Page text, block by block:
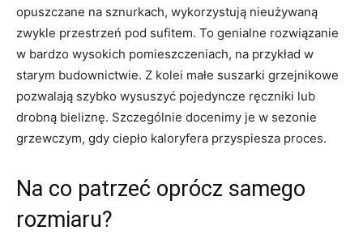
opuszczane na sznurkach, wykorzystują nieużywaną
zwykle przestrzeń pod sufitem. To genialne rozwiązanie
w bardzo wysokich pomieszczeniach, na przykład w
starym budownictwie. Z kolei małe suszarki grzejnikowe
pozwalają szybko wysuszyć pojedyncze ręczniki lub
drobną bieliznę. Szczególnie docenimy je w sezonie
grzewczym, gdy ciepło kaloryfera przyspiesza proces.
Na co patrzeć oprócz samego
rozmiaru?